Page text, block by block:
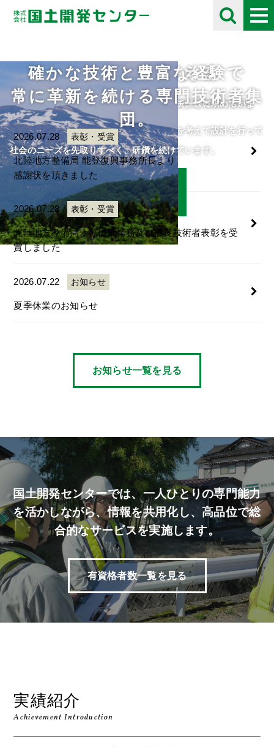
未来の自然を考える
住民や将来の子供たちのために、限られた資源を有効に活用し
て、
人・自然・環境・街との調和と未来の自然を考えて設計を行って
います。
詳細はこちら
採用情報
自分の好きな事にとことん打ち込める人をチームに求めていま
す。
ご応募をお待ちしております。
詳細はこちら
確かな技術と豊富な経験で
常に革新を続ける専門技術者集
団。
社会のニーズを先取りすべく、研鑽を続けています。
お知らせ
Information
2026.07.28 表彰・受賞
北陸地方整備局 能登復興事務所長より
感謝状を頂きました
2026.07.28 表彰・受賞
北陸地方整備局より優良業務及び優良技術者表彰を受
賞しました
2026.07.22 お知らせ
夏季休業のお知らせ
お知らせ一覧を見る
国土開発センターでは、一人ひとりの専門能力
を活かしながら、情報を共用化し、高品位で総
合的なサービスを実施します。
有資格者数一覧を見る
実績紹介
Achievement Introduction